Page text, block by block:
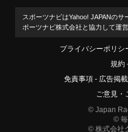
スポーツナビはYahoo! JAPANの
ポーツナビ株式会社と協力して運営
プライバシーポリシ
規約
免責事項
広告掲
ご意見・
© Japan
©
© 株式会社